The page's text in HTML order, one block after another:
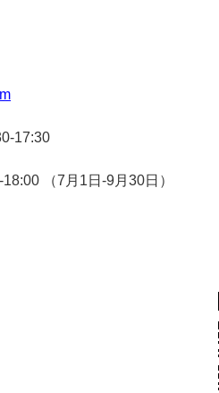
17:30
（7月1日-9月30日）